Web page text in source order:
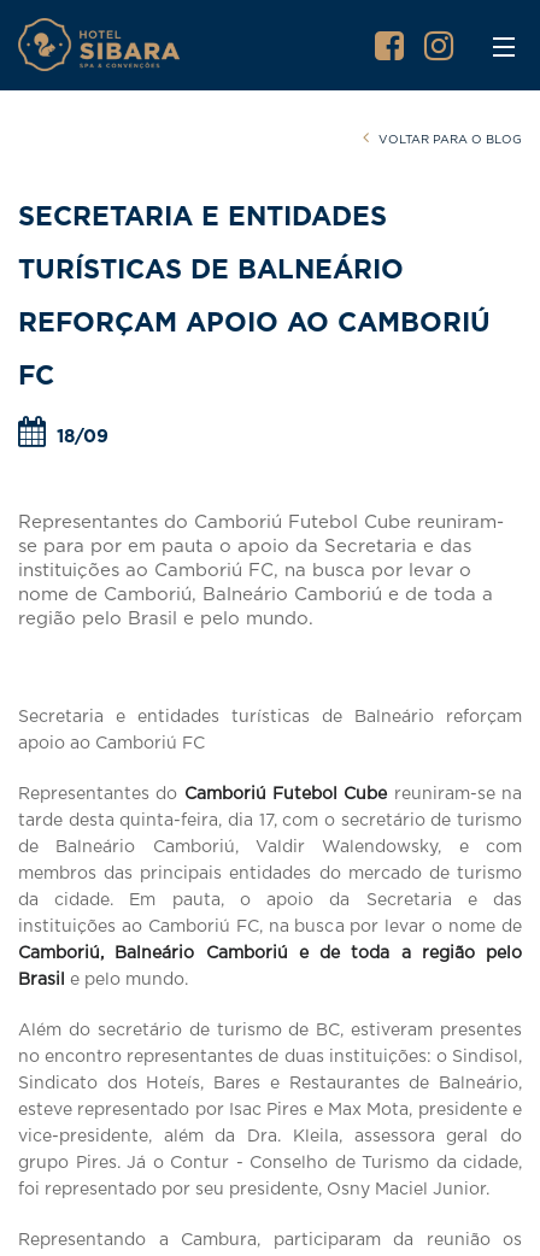
VOLTAR PARA O BLOG
SECRETARIA E ENTIDADES
TURÍSTICAS DE BALNEÁRIO
REFORÇAM APOIO AO CAMBORIÚ
FC
18/09
Representantes do Camboriú Futebol Cube reuniram-
se para por em pauta o apoio da Secretaria e das
instituições ao Camboriú FC, na busca por levar o
nome de Camboriú, Balneário Camboriú e de toda a
região pelo Brasil e pelo mundo.
Secretaria e entidades turísticas de Balneário reforçam
apoio ao Camboriú FC
Representantes do Camboriú Futebol Cubereuniram-se na
tarde desta quinta-feira, dia 17, com o secretário de turismo
de Balneário Camboriú, Valdir Walendowsky, e com
membros das principais entidades do mercado de turismo
da cidade. Em pauta, o apoio da Secretaria e das
instituições ao Camboriú FC, na busca por levar o nome de
Camboriú, Balneário Camboriú e de toda a região pelo
Brasil
e pelo mundo.
Além do secretário de turismo de BC, estiveram presentes
no encontro representantes de duas instituições: o Sindisol,
Sindicato dos Hoteís, Bares e Restaurantes de Balneário,
esteve representado por Isac Pires e Max Mota, presidente e
vice-presidente, além da Dra. Kleila, assessora geral do
grupo Pires. Já o Contur - Conselho de Turismo da cidade,
foi representado por seu presidente, Osny Maciel Junior.
Representando a Cambura, participaram da reunião os